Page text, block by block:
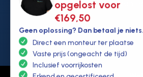
opgelost voor
€169,50
Geen oplossing? Dan betaal je niets.
Direct een monteur ter plaatse
Vaste prijs (ongeacht de tijd)
Inclusief voorrijkosten
Riool ontstoppen Hoek van